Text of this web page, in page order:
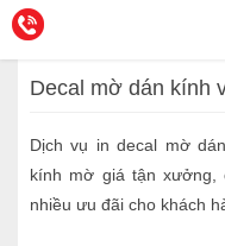
Decal mờ dán kính
Dịch vụ in decal mờ
kính mờ giá tận xưởng,
nhiều ưu đãi cho khách